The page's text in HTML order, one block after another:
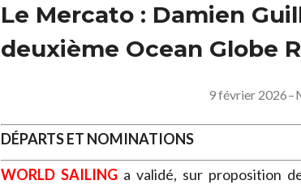
Le Mercato : Damien
deuxième Ocean Globe
9 février 2026–
DÉPARTS ET NOMINATIONS
WORLD SAILINGa validé, sur proposition